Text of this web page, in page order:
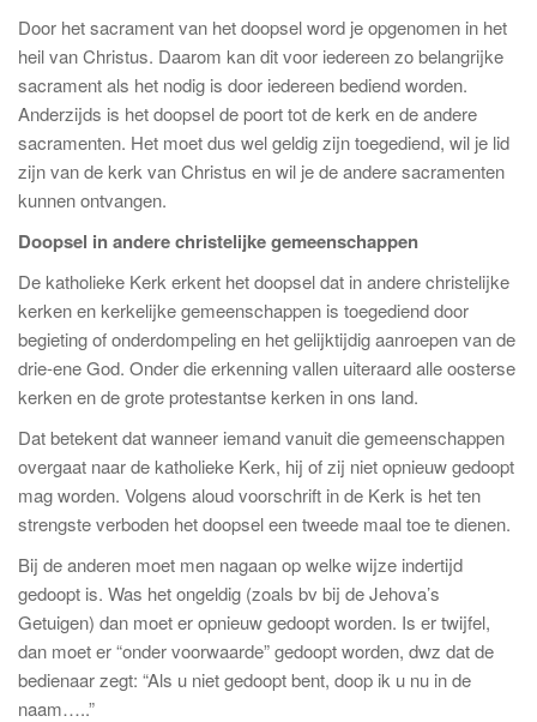
Door het sacrament van het doopsel word je opgenomen in het
heil van Christus. Daarom kan dit voor iedereen zo belangrijke
sacrament als het nodig is door iedereen bediend worden.
Anderzijds is het doopsel de poort tot de kerk en de andere
sacramenten. Het moet dus wel geldig zijn toegediend, wil je lid
zijn van de kerk van Christus en wil je de andere sacramenten
kunnen ontvangen.
Doopsel in andere christelijke gemeenschappen
De katholieke Kerk erkent het doopsel dat in andere christelijke
kerken en kerkelijke gemeenschappen is toegediend door
begieting of onderdompeling en het gelijktijdig aanroepen van de
drie-ene God. Onder die erkenning vallen uiteraard alle oosterse
kerken en de grote protestantse kerken in ons land.
Dat betekent dat wanneer iemand vanuit die gemeenschappen
overgaat naar de katholieke Kerk, hij of zij niet opnieuw gedoopt
mag worden. Volgens aloud voorschrift in de Kerk is het ten
strengste verboden het doopsel een tweede maal toe te dienen.
Bij de anderen moet men nagaan op welke wijze indertijd
gedoopt is. Was het ongeldig (zoals bv bij de Jehova’s
Getuigen) dan moet er opnieuw gedoopt worden. Is er twijfel,
dan moet er “onder voorwaarde” gedoopt worden, dwz dat de
bedienaar zegt: “Als u niet gedoopt bent, doop ik u nu in de
naam…..”